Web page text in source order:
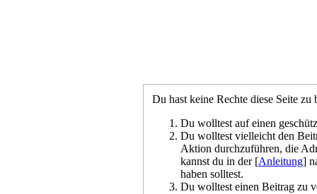
Du hast keine Rechte diese Seite
Du wolltest auf einen
Du wolltest vielleicht den
Aktion durchzuführen, die
kannst du in der [Anleitung]
haben solltest.
Du wolltest einen Beitrag zu